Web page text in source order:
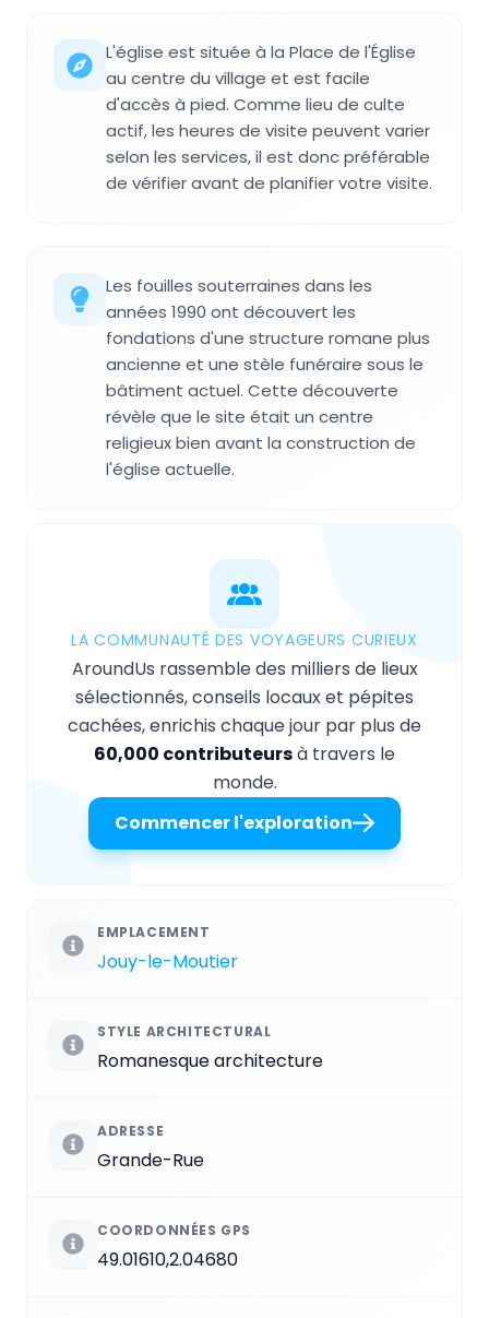
L'église est située à la Place de l'Église
au centre du village et est facile
d'accès à pied. Comme lieu de culte
actif, les heures de visite peuvent varier
selon les services, il est donc préférable
de vérifier avant de planifier votre visite.
Les fouilles souterraines dans les
années 1990 ont découvert les
fondations d'une structure romane plus
ancienne et une stèle funéraire sous le
bâtiment actuel. Cette découverte
révèle que le site était un centre
religieux bien avant la construction de
l'église actuelle.
LA COMMUNAUTÉ DES VOYAGEURS CURIEUX
AroundUs rassemble des milliers de lieux
sélectionnés, conseils locaux et pépites
cachées, enrichis chaque jour par plus de
60,000 contributeursà travers le
monde.
Commencer l'exploration
EMPLACEMENT
Jouy-le-Moutier
STYLE ARCHITECTURAL
Romanesque architecture
ADRESSE
Grande-Rue
COORDONNÉES GPS
49.01610,2.04680